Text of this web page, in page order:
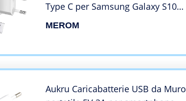
Type C per Samsung Galaxy S10
S10 E Huawei P20 Xiaomi Mi 9
MEROM
Aukru Caricabatterie USB da Muro